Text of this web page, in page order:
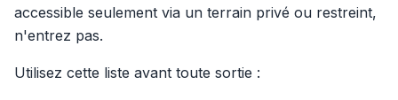
accessible seulement via un terrain privé ou restreint,
n'entrez pas.
Utilisez cette liste avant toute sortie :